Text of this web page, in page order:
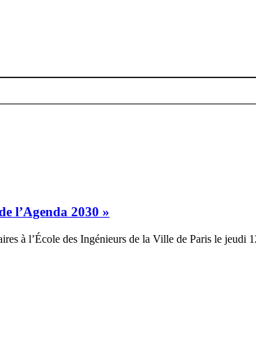
l’Agenda 2030 »
à l’École des Ingénieurs de la Ville de Paris le jeudi